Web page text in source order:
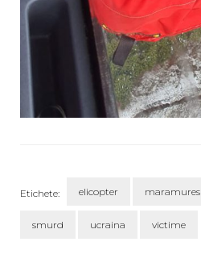
Etichete: elicopter maramures
smurd ucraina victime